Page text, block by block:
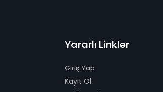
Yararlı Linkler
Giriş Yap
Kayıt Ol